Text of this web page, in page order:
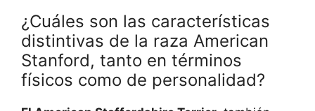
¿Cuáles son las características
distintivas de la raza American
Stanford, tanto en términos
físicos como de personalidad?